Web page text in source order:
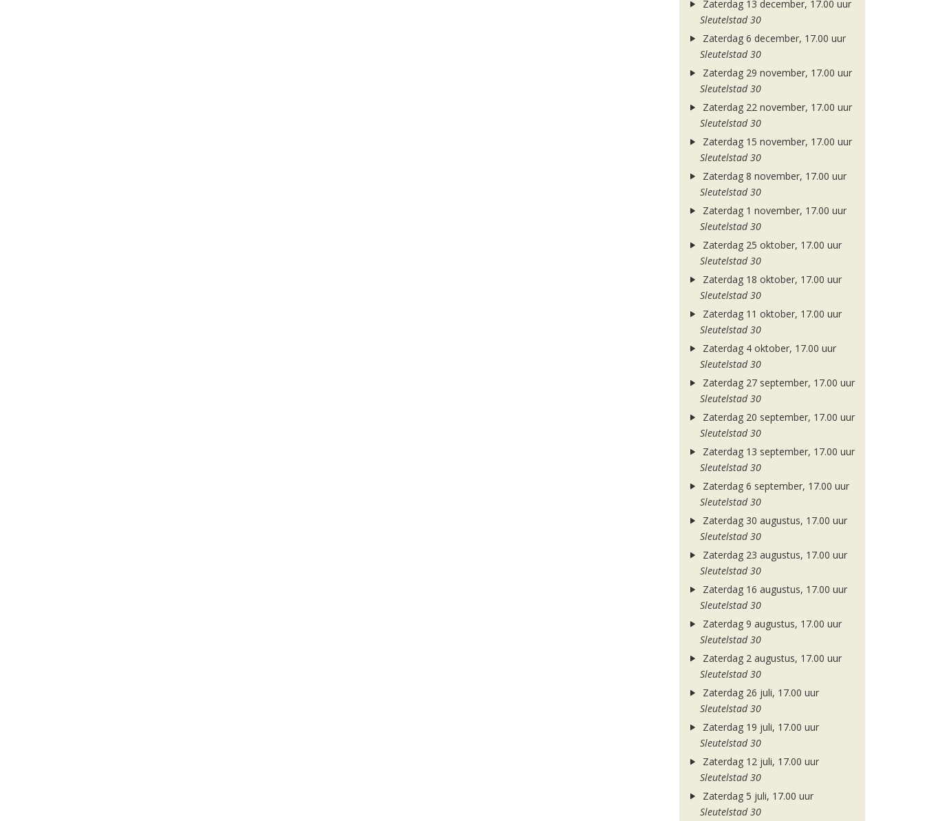
Zaterdag 13 december, 17.00 uur
Sleutelstad 30
Zaterdag 6 december, 17.00 uur
Sleutelstad 30
Zaterdag 29 november, 17.00 uur
Sleutelstad 30
Zaterdag 22 november, 17.00 uur
Sleutelstad 30
Zaterdag 15 november, 17.00 uur
Sleutelstad 30
Zaterdag 8 november, 17.00 uur
Sleutelstad 30
Zaterdag 1 november, 17.00 uur
Sleutelstad 30
Zaterdag 25 oktober, 17.00 uur
Sleutelstad 30
Zaterdag 18 oktober, 17.00 uur
Sleutelstad 30
Zaterdag 11 oktober, 17.00 uur
Sleutelstad 30
Zaterdag 4 oktober, 17.00 uur
Sleutelstad 30
Zaterdag 27 september, 17.00 uur
Sleutelstad 30
Zaterdag 20 september, 17.00 uur
Sleutelstad 30
Zaterdag 13 september, 17.00 uur
Sleutelstad 30
Zaterdag 6 september, 17.00 uur
Sleutelstad 30
Zaterdag 30 augustus, 17.00 uur
Sleutelstad 30
Zaterdag 23 augustus, 17.00 uur
Sleutelstad 30
Zaterdag 16 augustus, 17.00 uur
Sleutelstad 30
Zaterdag 9 augustus, 17.00 uur
Sleutelstad 30
Zaterdag 2 augustus, 17.00 uur
Sleutelstad 30
Zaterdag 26 juli, 17.00 uur
Sleutelstad 30
Zaterdag 19 juli, 17.00 uur
Sleutelstad 30
Zaterdag 12 juli, 17.00 uur
Sleutelstad 30
Zaterdag 5 juli, 17.00 uur
Sleutelstad 30